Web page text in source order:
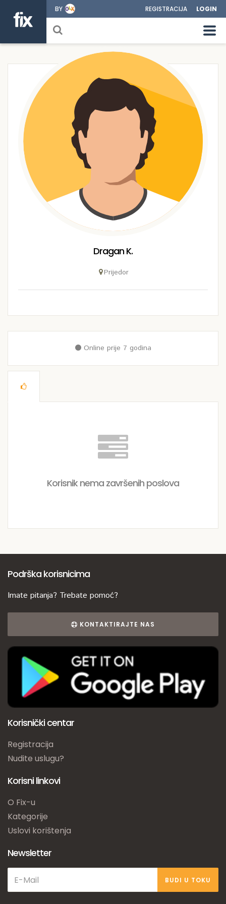
BY REGISTRACIJA LOGIN
Dragan K.
Prijedor
Online prije 7 godina
Korisnik nema završenih poslova
Podrška korisnicima
Imate pitanja? Trebate pomoć?
KONTAKTIRAJTE NAS
Korisnički centar
Registracija
Nudite uslugu?
Korisni linkovi
O Fix-u
Kategorije
Uslovi korištenja
Newsletter
BUDI U TOKU